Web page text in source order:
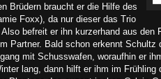
Brüdern braucht er die Hilfe des
Foxx), da nur dieser das Trio
befreit er ihn kurzerhand aus den
Partner. Bald schon erkennt Schultz
mit Schusswafen, woraufhin er
lang, dann hilft er ihm im